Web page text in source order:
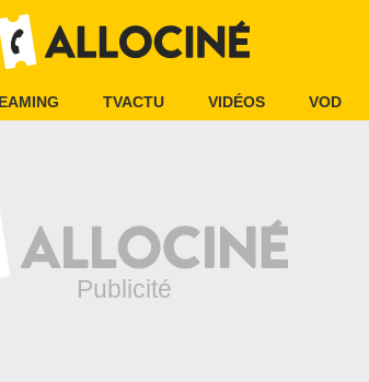
TVACTU VIDÉOS VOD